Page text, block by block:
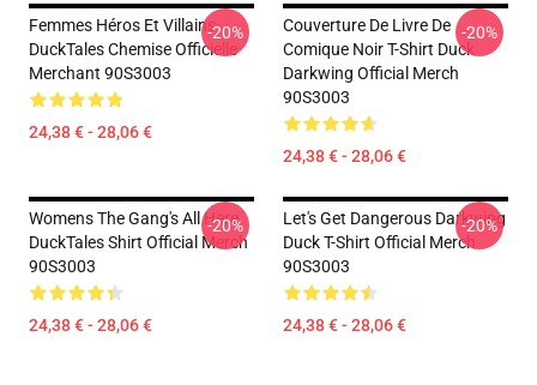
Femmes Héros Et Villains
DuckTales Chemise Officielle
Merchant 90S3003
24,38 € - 28,06 €
-20%
Couverture De Livre De
Comique Noir T-Shirt Duck
Darkwing Official Merch
90S3003
24,38 € - 28,06 €
-20%
Womens The Gang's All Here
DuckTales Shirt Official Merch
90S3003
24,38 € - 28,06 €
-20%
Let's Get Dangerous Darkwing
Duck T-Shirt Official Merch
90S3003
24,38 € - 28,06 €
-20%